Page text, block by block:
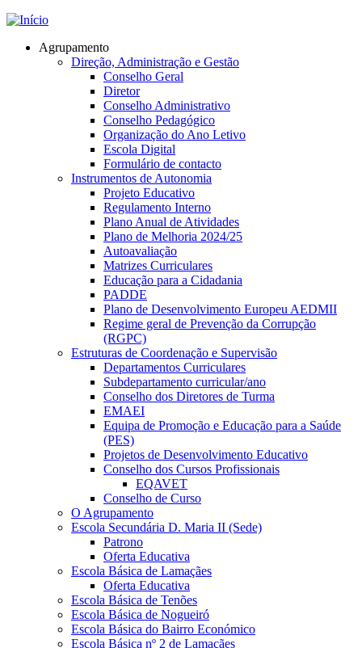
Jump to navigation
Agrupamento
Direção, Administração e Gestão
Conselho Geral
Diretor
Conselho Administrativo
Conselho Pedagógico
Organização do Ano Letivo
Escola Digital
Formulário de contacto
Instrumentos de Autonomia
Projeto Educativo
Regulamento Interno
Plano Anual de Atividades
Plano de Melhoria 2024/25
Autoavaliação
Matrizes Curriculares
Educação para a Cidadania
PADDE
Plano de Desenvolvimento Europeu AEDMII
Regime geral de Prevenção da Corrupção
(RGPC)
Estruturas de Coordenação e Supervisão
Departamentos Curriculares
Subdepartamento curricular/ano
Conselho dos Diretores de Turma
EMAEI
Equipa de Promoção e Educação para a Saúde
(PES)
Projetos de Desenvolvimento Educativo
Conselho dos Cursos Profissionais
EQAVET
Conselho de Curso
O Agrupamento
Escola Secundária D. Maria II (Sede)
Patrono
Oferta Educativa
Escola Básica de Lamaçães
Oferta Educativa
Escola Básica de Tenões
Escola Básica de Nogueiró
Escola Básica do Bairro Económico
Escola Básica nº 2 de Lamaçães